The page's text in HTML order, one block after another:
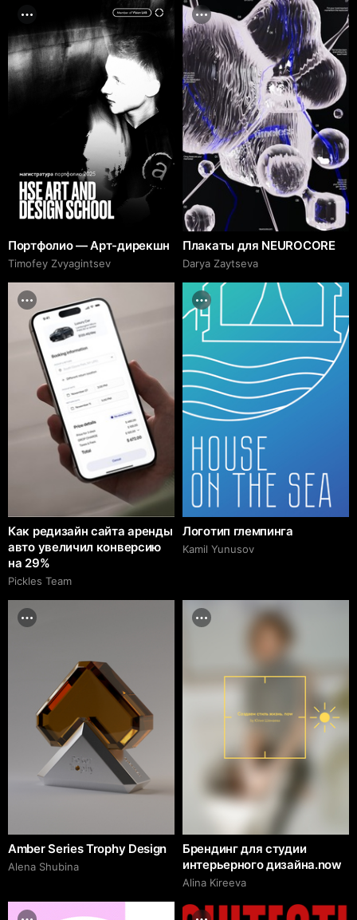
Портфолио — Арт-дирекшн
Timofey Zvyagintsev
Плакаты для NEUROCORE
Darya Zaytseva
Как редизайн сайта аренды
авто увеличил конверсию
на 29%
Pickles Team
Логотип глемпинга
Kamil Yunusov
Amber Series Trophy Design
Alena Shubina
Брендинг для студии
интерьерного дизайна.now
Alina Kireeva